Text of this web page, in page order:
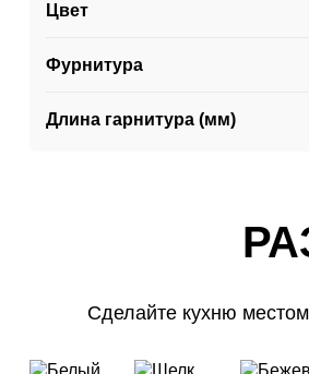
Цвет
Фурнитура
Длина гарнитура (мм)
Сделайте кухню